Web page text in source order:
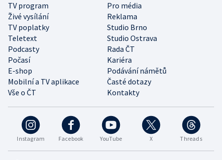
Instagram Facebook YouTube X Threads
TV program
Pro média
Živé vysílání
Reklama
TV poplatky
Studio Brno
Teletext
Studio Ostrava
Podcasty
Rada ČT
Počasí
Kariéra
E-shop
Podávání námětů
Mobilní a TV aplikace
Časté dotazy
Vše o ČT
Kontakty